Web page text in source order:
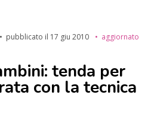
pubblicato il 17 giu 2010
aggiornato
tenda per
con la tecnica